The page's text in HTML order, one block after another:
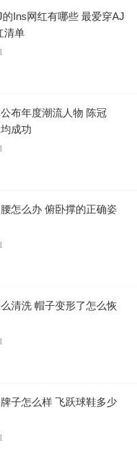
型的保存，最好买一些
时间内空气对鞋不断的
或者乔丹11代、16代的
收缩膜来保持原有的颜
Ins网红有哪些 最爱穿AJ
清单
布年度潮流人物 陈冠
成功
怎么办 俯卧撑的正确姿
清洗 帽子变形了怎么恢
子怎么样 飞跃球鞋多少